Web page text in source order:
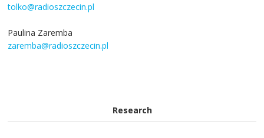
tolko@radioszczecin.pl
Paulina Zaremba
zaremba@radioszczecin.pl
Research